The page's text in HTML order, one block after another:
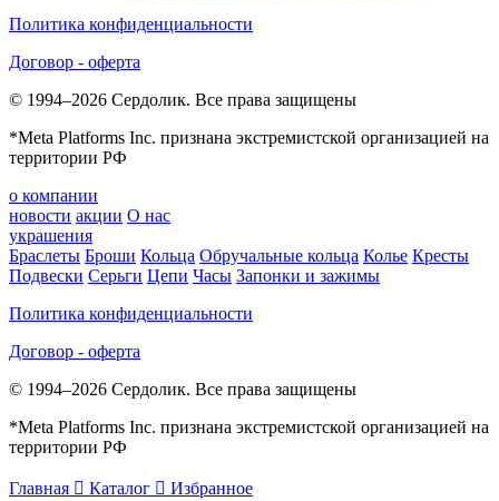
Политика конфиденциальности
Договор - оферта
© 1994–2026 Сердолик. Все права защищены
*Meta Platforms Inc. признана экстремистской организацией на
территории РФ
о компании
новости акции О нас
украшения
Браслеты Броши Кольца Обручальные кольца Колье Кресты
Подвески Серьги Цепи Часы Запонки и зажимы
Политика конфиденциальности
Договор - оферта
© 1994–2026 Сердолик. Все права защищены
*Meta Platforms Inc. признана экстремистской организацией на
территории РФ
Главная  Каталог  Избранное